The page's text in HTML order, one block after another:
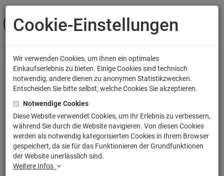
ANMELDEN
Jurassic Park Distressed Logo T-Shirt
Artikelnummer: TLM1984KT
Cookie-Einstellungen
Wir verwenden Cookies, um Ihnen ein optimales
Einkaufserlebnis zu bieten. Einige Cookies sind technisch
notwendig, andere dienen zu anonymen Statistikzwecken.
Entscheiden Sie bitte selbst, welche Cookies Sie akzeptieren.
Notwendige Cookies
Diese Website verwendet Cookies, um Ihr Erlebnis zu verbessern,
während Sie durch die Website navigieren. Von diesen Cookies
werden als notwendig kategorisierten Cookies in Ihrem Browser
gespeichert, da sie für das Funktionieren der Grundfunktionen
der Website unerlässlich sind.
Weitere Infos